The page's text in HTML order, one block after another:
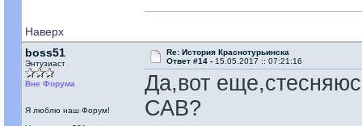
Наверх
boss51
Энтузиаст
Вне Форума
Я люблю наш Форум!
Re: История Краснотурьинска
Ответ #14 - 15.05.2017 :: 07:21:16
Да,вот
САВ?